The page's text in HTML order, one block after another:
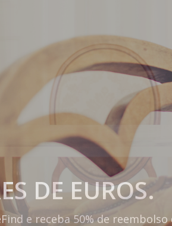
DE EUROS.
e receba 50% de